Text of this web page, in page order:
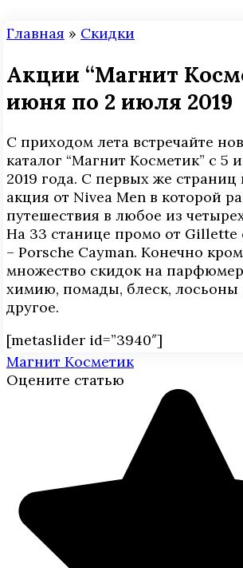
Главная » Скидки
Акции “Магнит
июня по 2 июля 2019
С приходом лета встречайте
каталог “Магнит Косметик” с 5
2019 года. С первых же страниц
акция от Nivea Men в которой
путешествия в любое из
На 33 станице промо от Gillette
– Porsche Cayman. Конечно
множество скидок на
химию, помады, блеск, лосьоны
другое.
[metaslider id=”3940″]
Магнит Косметик
Оцените статью